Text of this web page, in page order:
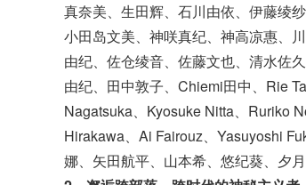
真奈美、生田辉、石川由依、伊藤绫
小田岛文美、神咲真纪、神高凉惠、
由纪、佐仓绫音、佐藤文也、清水佐
由纪、田中敦子、Chiemi田中、Rie
Nagatsuka、Kyosuke Nitta、Ruriko
Hirakawa、Ai Fairouz、Yasuyoshi
娜、矢田航平、山本希、悠纪葵、夕